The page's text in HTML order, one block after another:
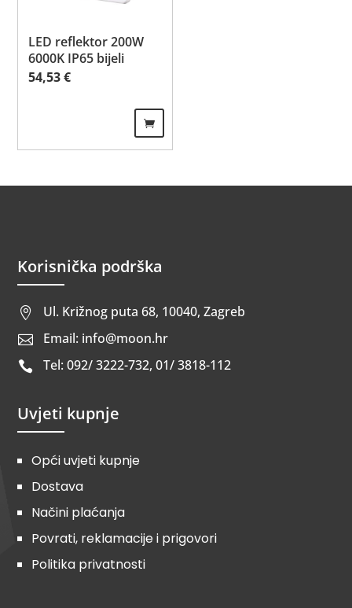
LED reflektor 200W
6000K IP65 bijeli
54,53€
Korisnička podrška
 Ul. Križnog puta 68, 10040, Zagreb
 Email: info@moon.hr
 Tel: 092/ 3222-732, 01/ 3818-112
Uvjeti kupnje
Opći uvjeti kupnje
Dostava
Načini plaćanja
Povrati, reklamacije i prigovori
Politika privatnosti